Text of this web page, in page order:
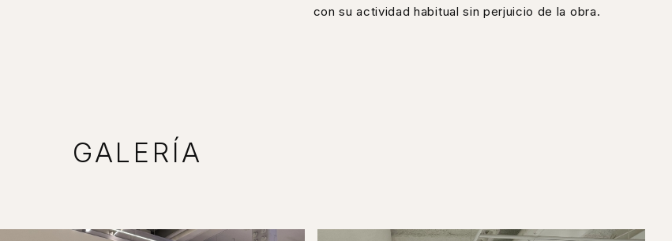
con su actividad habitual sin perjuicio de la obra.
GALERÍA